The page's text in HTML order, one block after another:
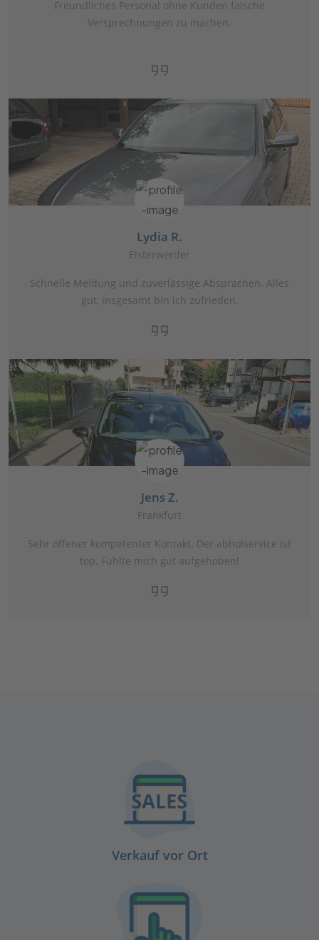
Freundliches Personal ohne Kunden falsche
Versprechnungen zu machen.
Lydia R.
Elsterwerder
Schnelle Meldung und zuverlässige Absprachen. Alles
gut, insgesamt bin ich zufrieden.
Jens Z.
Frankfurt
Sehr offener kompetenter Kontakt. Der abholservice ist
top. Fühlte mich gut aufgehoben!
Verkauf vor Ort